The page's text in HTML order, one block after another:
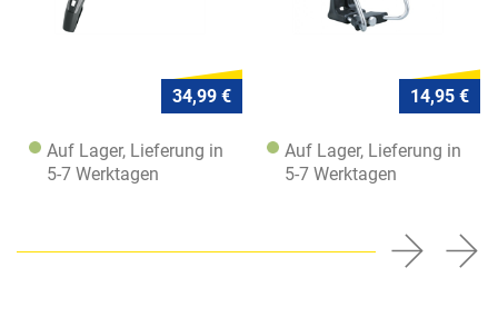
34,99 €
Auf Lager, Lieferung in
5-7 Werktagen
14,95 €
Auf Lager, Lieferung in
5-7 Werktagen